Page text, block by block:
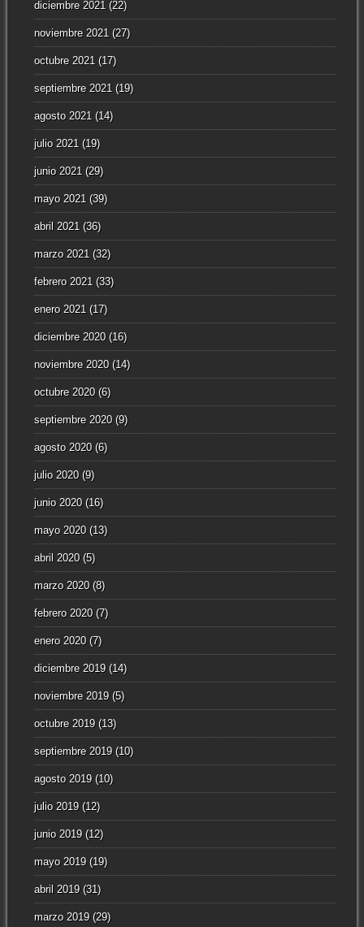
diciembre 2021 (22)
noviembre 2021 (27)
octubre 2021 (17)
septiembre 2021 (19)
agosto 2021 (14)
julio 2021 (19)
junio 2021 (29)
mayo 2021 (39)
abril 2021 (36)
marzo 2021 (32)
febrero 2021 (33)
enero 2021 (17)
diciembre 2020(16)
noviembre 2020(14)
octubre 2020(6)
septiembre 2020(9)
agosto 2020(6)
julio 2020(9)
junio 2020(16)
mayo 2020(13)
abril 2020(5)
marzo 2020(8)
febrero 2020(7)
enero 2020(7)
diciembre 2019(14)
noviembre 2019(5)
octubre 2019(13)
septiembre 2019(10)
agosto 2019(10)
julio 2019(12)
junio 2019(12)
mayo 2019(19)
abril 2019(31)
marzo 2019(29)